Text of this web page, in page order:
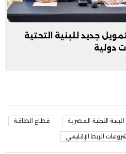
جديد للبنية التحتية
دولية
البنية التحتية المصرية قطاع الطاقة
الربط الإقليمي